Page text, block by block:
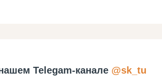
Telegam-канале @sk_tu